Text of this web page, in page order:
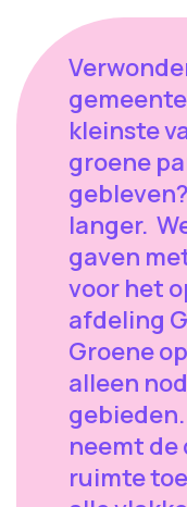
kleinste
groene
langer.
gaven
voor het
afdeling
Groene
alleen
neemt de
ruimte